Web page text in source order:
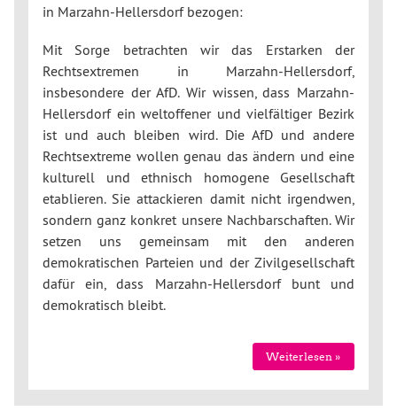
in Marzahn-Hellersdorf bezogen:
Mit Sorge betrachten wir das Erstarken der
Rechtsextremen in Marzahn-Hellersdorf,
insbesondere der AfD. Wir wissen, dass Marzahn-
Hellersdorf ein weltoffener und vielfältiger Bezirk
ist und auch bleiben wird. Die AfD und andere
Rechtsextreme wollen genau das ändern und eine
kulturell und ethnisch homogene Gesellschaft
etablieren. Sie attackieren damit nicht irgendwen,
sondern ganz konkret unsere Nachbarschaften. Wir
setzen uns gemeinsam mit den anderen
demokratischen Parteien und der Zivilgesellschaft
dafür ein, dass Marzahn-Hellersdorf bunt und
demokratisch bleibt.
Weiterlesen »